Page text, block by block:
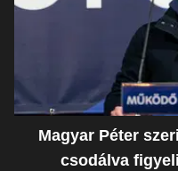
Magyar Péter
csodálva